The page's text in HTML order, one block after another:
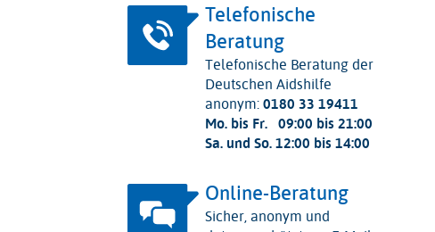
Telefonische
Beratung
Telefonische Beratung der
Deutschen Aidshilfe
anonym:0180 33 19411
Mo. bis Fr. 09:00 bis 21:00
Sa. und So.12:00 bis 14:00
Online-Beratung
Sicher, anonym und